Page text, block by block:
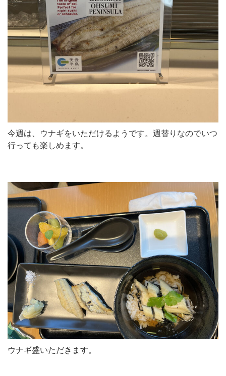
今週は、ウナギをいただけるようです。週替りなのでいつ
行っても楽しめます。
ウナギ盛いただきます。